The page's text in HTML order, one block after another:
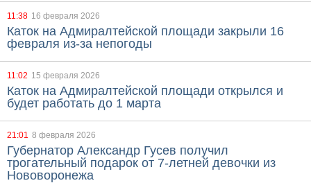
11:38 16 февраля 2026
Каток на Адмиралтейской площади закрыли 16
февраля из-за непогоды
11:02 15 февраля 2026
Каток на Адмиралтейской площади открылся и
будет работать до 1 марта
21:01 8 февраля 2026
Губернатор Александр Гусев получил
трогательный подарок от 7-летней девочки из
Нововоронежа